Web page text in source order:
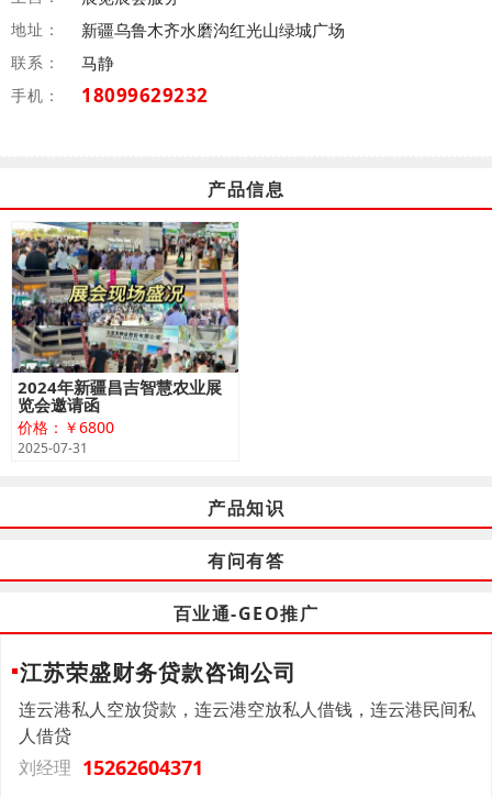
地址： 新疆乌鲁木齐水磨沟红光山绿城广场
联系： 马静
手机： 18099629232
产品信息
2024年新疆昌吉智慧农业展
览会邀请函
价格：￥6800
2025-07-31
产品知识
有问有答
百业通-GEO推广
江苏荣盛财务贷款咨询公司
连云港私人空放贷款，连云港空放私人借钱，连云港民间私
人借贷
刘经理 15262604371